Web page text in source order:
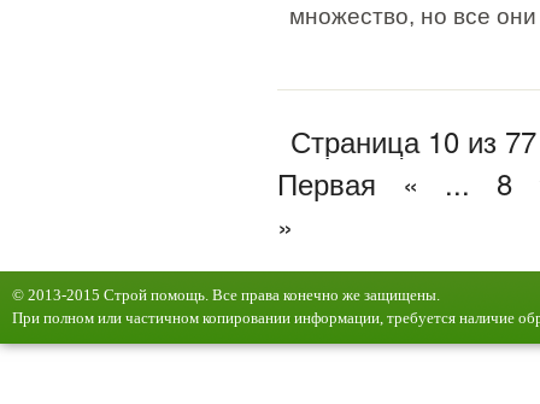
множество, но все
Страница 10 из 77
Первая
« ... 8
»
© 2013-2015 Строй помощь. Все права конечно же защищены.
При полном или частичном копировании информации, требуется наличие